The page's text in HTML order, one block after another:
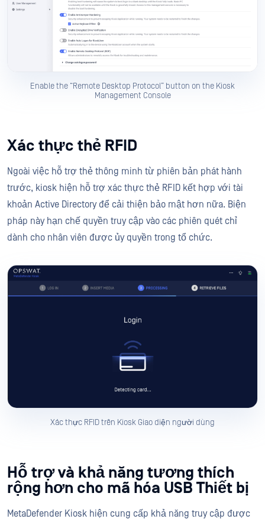
Enable the “Remote Desktop Protocol” button on the Kiosk
Management Console
Xác thực thẻ RFID
Ngoài việc hỗ trợ thẻ thông minh từ phiên bản phát hành
trước, kiosk hiện hỗ trợ xác thực thẻ RFID kết hợp với tài
khoản Active Directory để cải thiện bảo mật hơn nữa. Biện
pháp này hạn chế quyền truy cập vào các phiên quét chỉ
dành cho nhân viên được ủy quyền trong tổ chức.
Xác thực RFID trên Kiosk Giao diện người dùng
Hỗ trợ và khả năng tương thích
rộng hơn cho mã hóa USB Thiết bị
MetaDefender Kiosk hiện cung cấp khả năng truy cập được